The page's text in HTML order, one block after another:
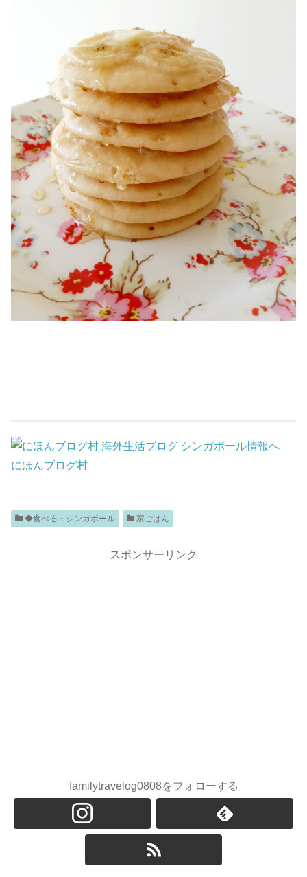
にほんブログ村
◆食べる・シンガポール 家ごはん
スポンサーリンク
familytravelog0808をフォローする